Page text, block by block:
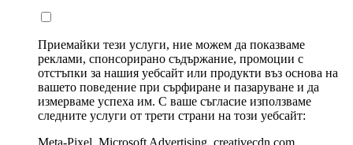
Приемайки тези услуги, ние можем да показваме
реклами, спонсорирано съдържание, промоции с
отстъпки за нашия уебсайт или продукти въз основа на
вашето поведение при сърфиране и пазаруване и да
измерваме успеха им. С ваше съгласие използваме
следните услуги от трети страни на този уебсайт:
Meta-Pixel, Microsoft Advertising, creativecdn.com